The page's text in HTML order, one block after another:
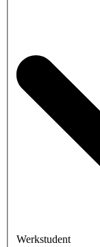
Werkstudent